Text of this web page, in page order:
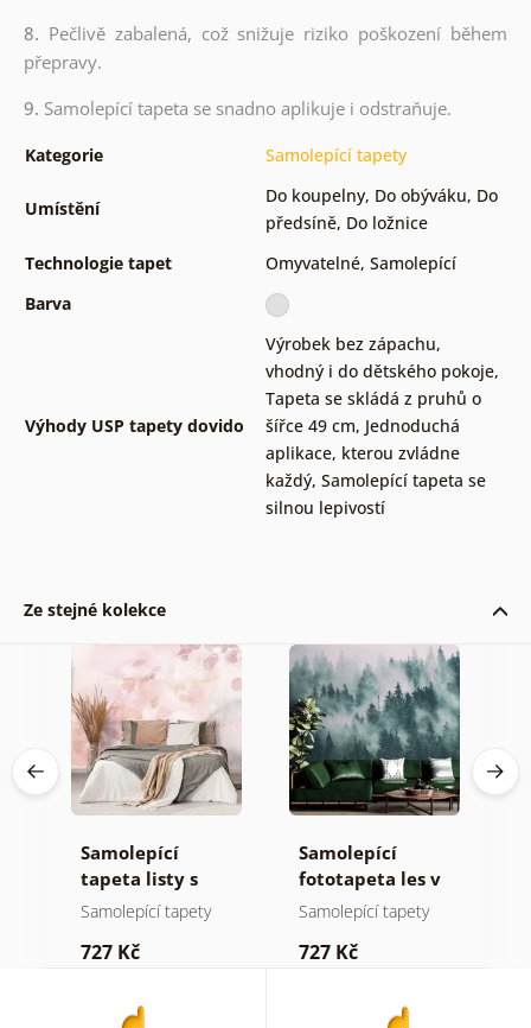
8. Pečlivě zabalená, což snižuje riziko poškození během
přepravy.
9. Samolepící tapeta se snadno aplikuje i odstraňuje.
Kategorie Samolepící tapety
Umístění
Do koupelny, Do obýváku, Do
předsíně, Do ložnice
Technologie tapet
Omyvatelné, Samolepící
Barva
Výhody USP tapety dovido
Výrobek bez zápachu,
vhodný i do dětského pokoje,
Tapeta se skládá z pruhů o
šířce 49 cm, Jednoduchá
aplikace, kterou zvládne
každý, Samolepící tapeta se
silnou lepivostí
Ze stejné kolekce
Samolepící
tapeta listy s
pastelovým
Samolepící tapety
727 Kč
Samolepící
fototapeta les v
mlze
Samolepící tapety
727 Kč